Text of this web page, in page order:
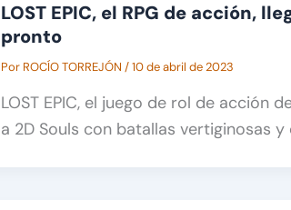
LOST EPIC, el RPG de acción,
pronto
Por ROCÍO TORREJÓN /10 de abril de 2023
LOST EPIC, el juego de rol de acción
a 2D Souls con batallas vertiginosas y